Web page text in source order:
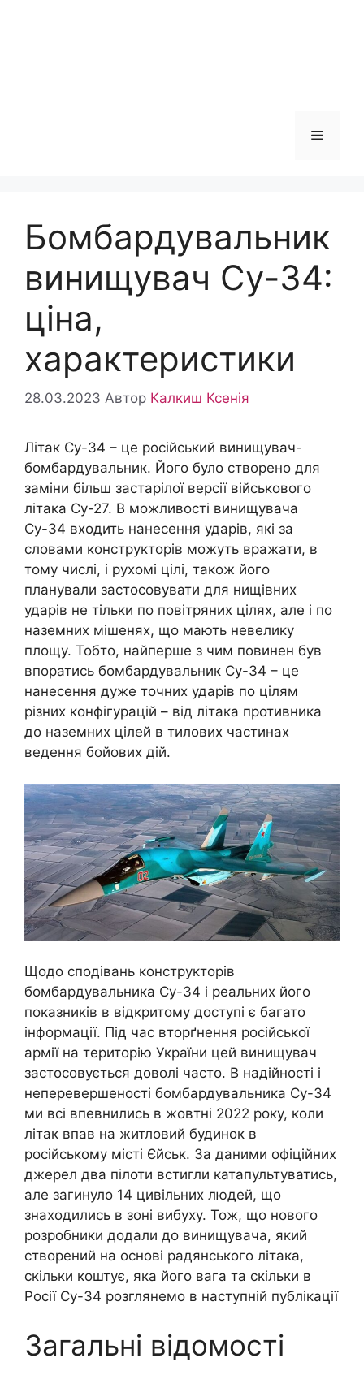
Меню
Бомбардувальник
винищувач Су-34:
ціна,
характеристики
28.03.2023 Автор Калкиш Ксенія
Літак Су-34 – це російський винищувач-
бомбардувальник. Його було створено для
заміни більш застарілої версії військового
літака Су-27. В можливості винищувача
Су-34 входить нанесення ударів, які за
словами конструкторів можуть вражати, в
тому числі, і рухомі цілі, також його
планували застосовувати для нищівних
ударів не тільки по повітряних цілях, але і по
наземних мішенях, що мають невелику
площу. Тобто, найперше з чим повинен був
впоратись бомбардувальник Су-34 – це
нанесення дуже точних ударів по цілям
різних конфігурацій – від літака противника
до наземних цілей в тилових частинах
ведення бойових дій.
Щодо сподівань конструкторів
бомбардувальника Су-34 і реальних його
показників в відкритому доступі є багато
інформації. Під час вторґнення російської
армії на територію України цей винищувач
застосовується доволі часто. В надійності і
неперевершеності бомбардувальника Су-34
ми всі впевнились в жовтні 2022 року, коли
літак впав на житловий будинок в
російському місті Єйськ. За даними офіційних
джерел два пілоти встигли катапультуватись,
але загинуло 14 цивільних людей, що
знаходились в зоні вибуху. Тож, що нового
розробники додали до винищувача, який
створений на основі радянського літака,
скільки коштує, яка його вага та скільки в
Росії Су-34 розглянемо в наступній публікації
Загальні відомості